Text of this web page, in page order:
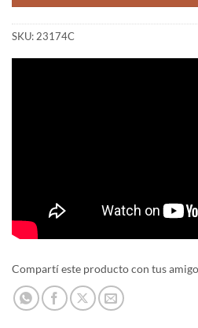
SKU: 23174C
Compartí este producto con tus